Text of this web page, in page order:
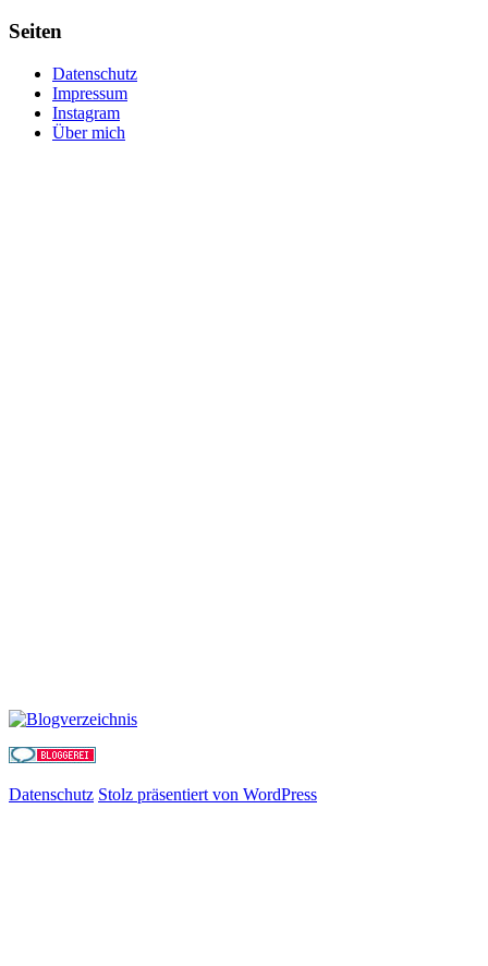
Seiten
Datenschutz
Impressum
Instagram
Über mich
Datenschutz Stolz präsentiert von WordPress